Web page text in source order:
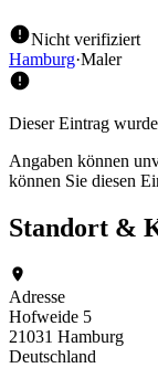
Nicht verifiziert
Hamburg·Maler
Dieser Eintrag
Angaben können
können Sie diesen
Standort &
Adresse
Hofweide 5
21031 Hamburg
Deutschland